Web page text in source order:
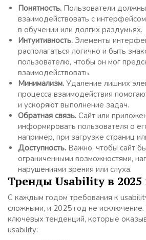
Понятность. Пользователи
взаимодействовать с
в обучении или долгих раздумьях.
Интуитивность. Элементы
располагаться логично и быть
пользователю, чтобы он мог
взаимодействовать.
Минимализм. Удаление лишних
процесса взаимодействия
и ускоряют выполнение задач.
Обратная связь. Сайт или
информировать пользователя о
например, при загрузке страниц
Доступность. Важно, чтобы сайт
ограниченными возможностями,
нарушениями зрения или слуха.
Тренды Usability в 2025
С каждым годом требования к
сложными, и 2025 год не
ключевых тенденций, которые
usability: